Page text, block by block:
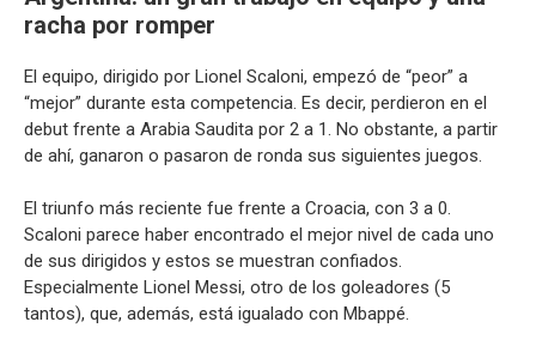
racha por romper
El equipo, dirigido por Lionel Scaloni, empezó de “peor” a
“mejor” durante esta competencia. Es decir, perdieron en el
debut frente a Arabia Saudita por 2 a 1. No obstante, a partir
de ahí, ganaron o pasaron de ronda sus siguientes juegos.
El triunfo más reciente fue frente a Croacia, con 3 a 0.
Scaloni parece haber encontrado el mejor nivel de cada uno
de sus dirigidos y estos se muestran confiados.
Especialmente Lionel Messi, otro de los goleadores (5
tantos), que, además, está igualado con Mbappé.